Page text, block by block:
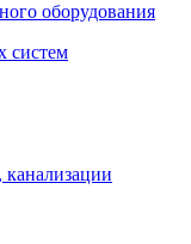
оборудования
систем
канализации